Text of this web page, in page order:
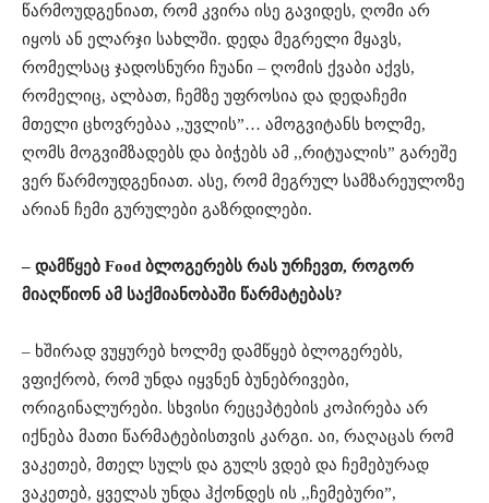
წარმოუდგენიათ, რომ კვირა ისე გავიდეს, ღომი არ
იყოს ან ელარჯი სახლში. დედა მეგრელი მყავს,
რომელსაც ჯადოსნური ჩუანი – ღომის ქვაბი აქვს,
რომელიც, ალბათ, ჩემზე უფროსია და დედაჩემი
მთელი ცხოვრებაა ,,უვლის”… ამოგვიტანს ხოლმე,
ღომს მოგვიმზადებს და ბიჭებს ამ ,,რიტუალის” გარეშე
ვერ წარმოუდგენიათ. ასე, რომ მეგრულ სამზარეულოზე
არიან ჩემი გურულები გაზრდილები.
– დამწყებ Food ბლოგერებს რას ურჩევთ, როგორ
მიაღწიონ ამ საქმიანობაში წარმატებას?
– ხშირად ვუყურებ ხოლმე დამწყებ ბლოგერებს,
ვფიქრობ, რომ უნდა იყვნენ ბუნებრივები,
ორიგინალურები. სხვისი რეცეპტების კოპირება არ
იქნება მათი წარმატებისთვის კარგი. აი, რაღაცას რომ
ვაკეთებ, მთელ სულს და გულს ვდებ და ჩემებურად
ვაკეთებ, ყველას უნდა ჰქონდეს ის ,,ჩემებური”,